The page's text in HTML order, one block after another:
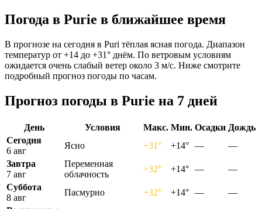
Погода в Puriе в ближайшее время
В прогнозе на сегодня в Puri тёплая ясная погода. Диапазон
температур от +14 до +31° днём. По ветровым условиям
ожидается очень слабый ветер около 3 м/с. Ниже смотрите
подробный прогноз погоды по часам.
Прогноз погоды в Puriе на 7 дней
День Условия Макс. Мин. Осадки Дождь
Сегодня
6 авг
Ясно +31° +14° —
—
Завтра
7 авг
Переменная
облачность
+32° +14° —
—
Суббота
8 авг
Пасмурно +32° +14° —
—